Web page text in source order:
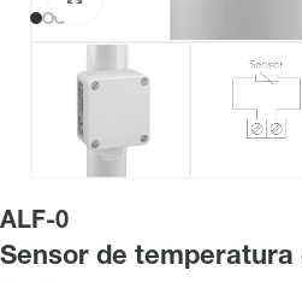
ALF-0
Sensor de temperatura